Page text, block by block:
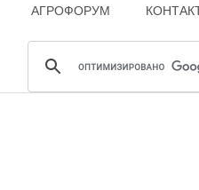
АГРОФОРУМ